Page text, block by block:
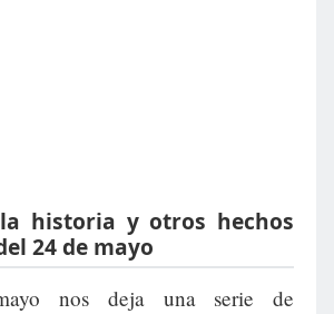
historia y otros hechos
24 de mayo
nos deja una serie de